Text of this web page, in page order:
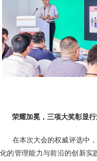
荣耀加冕，三项大奖彰显
在本次大会的权威评选中
化的管理能力与前沿的创新实